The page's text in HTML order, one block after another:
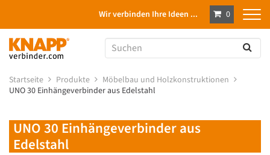
Wir verbinden Ihre Ideen ... 0
Startseite Produkte
Möbelbau und Holzkonstruktionen
UNO 30 Einhängeverbinder aus Edelstahl
UNO 30 Einhängeverbinder aus
Edelstahl